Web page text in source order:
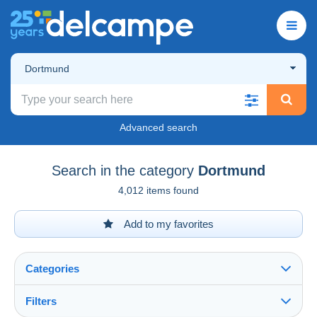
Dortmund
Advanced search
Search in the category Dortmund
4,012 items found
Add to my favorites
Categories
Filters